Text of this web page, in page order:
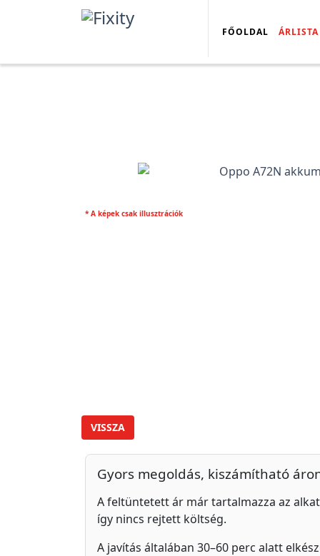
FŐOLDAL ÁRLISTA
* A képek csak illusztrációk
VISSZA
Gyors megoldás, kiszámítható
A feltüntetett ár már tartalmazza az
így nincs rejtett költség.
A javítás általában 30–60 perc alatt